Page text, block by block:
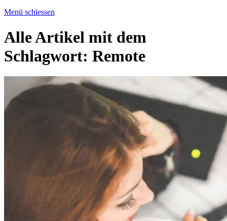
Menü schiessen
Alle Artikel mit dem
Schlagwort: Remote